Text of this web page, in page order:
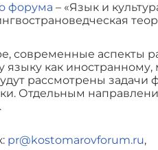
форума – «Язык и
современные аспекты
языку как
рассмотрены
Отдельным
pr@kostomarovforum.ru,